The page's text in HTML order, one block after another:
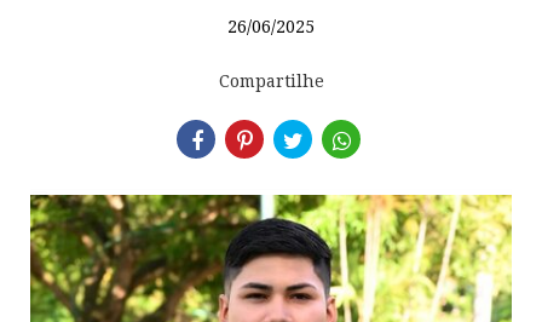
26/06/2025
Compartilhe